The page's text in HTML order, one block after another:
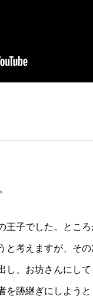
子でした。とこ
と考えますが、そ
し、お坊さんにし
を跡継ぎにしよう